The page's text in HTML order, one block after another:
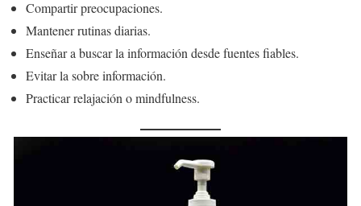
Compartir preocupaciones.
Mantener rutinas diarias.
Enseñar a buscar la información desde fuentes fiables.
Evitar la sobre información.
Practicar relajación o mindfulness.